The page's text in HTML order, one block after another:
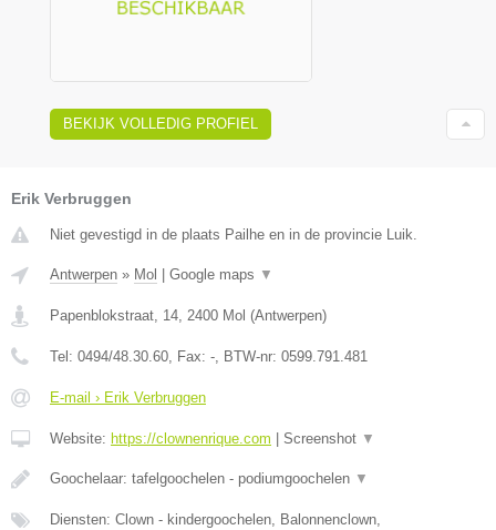
BEKIJK VOLLEDIG PROFIEL
Erik Verbruggen
Niet gevestigd in de plaats Pailhe en in de provincie Luik.
Antwerpen » Mol Google maps ▼
Papenblokstraat, 14, 2400 Mol (Antwerpen)
Tel: 0494/48.30.60, Fax: -, BTW-nr: 0599.791.481
E-mail › Erik Verbruggen
Website: https://clownenrique.com Screenshot ▼
Goochelaar: tafelgoochelen - podiumgoochelen ▼
Diensten: Clown - kindergoochelen, Balonnenclown,